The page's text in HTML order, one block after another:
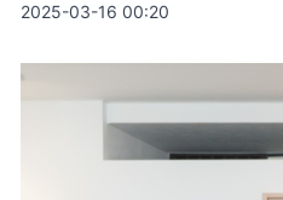
2025-03-16 00:20